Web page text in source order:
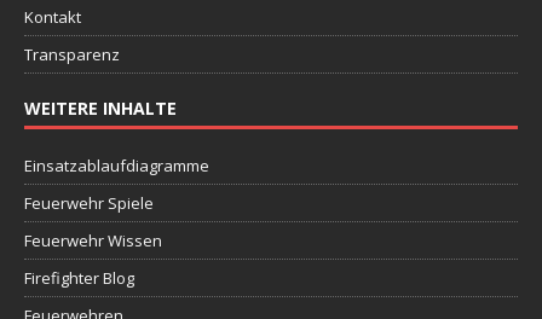
Kontakt
Transparenz
WEITERE INHALTE
Einsatzablaufdiagramme
Feuerwehr Spiele
Feuerwehr Wissen
Firefighter Blog